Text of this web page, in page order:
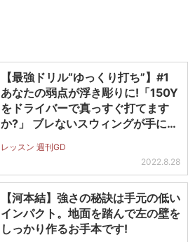
【最強ドリル“ゆっくり打ち”】#1
あなたの弱点が浮き彫りに!「150Y
をドライバーで真っすぐ打てます
か?」 ブレないスウィングが手に入
レッスン 週刊GD
2022.8.28
【河本結】強さの秘訣は手元の低い
インパクト。地面を踏んで左の壁を
しっかり作るお手本です!